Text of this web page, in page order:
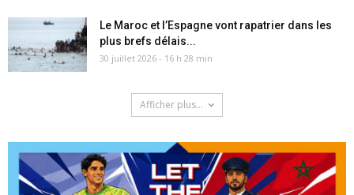
Le Maroc et l’Espagne vont rapatrier dans les
plus brefs délais...
30 juillet 2026 - 16 h 28 min
Afficher plus...